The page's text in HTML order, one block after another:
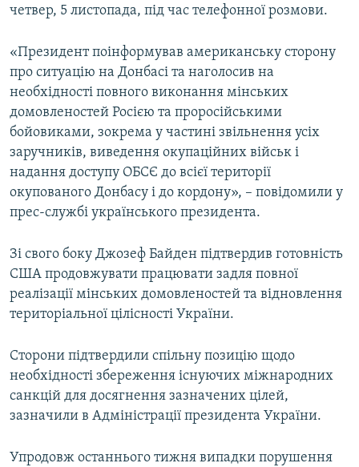
ДОЛУЧАЙСЯ!
Усі сайти RFE/RL
четвер, 5 листопада, під час телефонної розмови.
«Президент поінформував американську сторону
про ситуацію на Донбасі та наголосив на
необхідності повного виконання мінських
домовленостей Росією та проросійськими
бойовиками, зокрема у частині звільнення усіх
заручників, виведення окупаційних військ і
надання доступу ОБСЄ до всієї території
окупованого Донбасу і до кордону», – повідомили у
прес-службі українського президента.
Зі свого боку Джозеф Байден підтвердив готовність
США продовжувати працювати задля повної
реалізації мінських домовленостей та відновлення
територіальної цілісності України.
Сторони підтвердили спільну позицію щодо
необхідності збереження існуючих міжнародних
санкцій для досягнення зазначених цілей,
зазначили в Адміністрації президента України.
Упродовж останнього тижня випадки порушення